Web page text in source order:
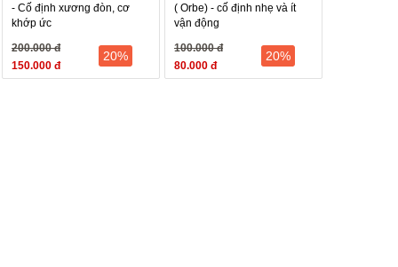
- Cố định xương đòn, cơ
khớp ức
200.000 đ
150.000 đ
20%
( Orbe) - cố định nhẹ và ít
vận động
100.000 đ
80.000 đ
20%